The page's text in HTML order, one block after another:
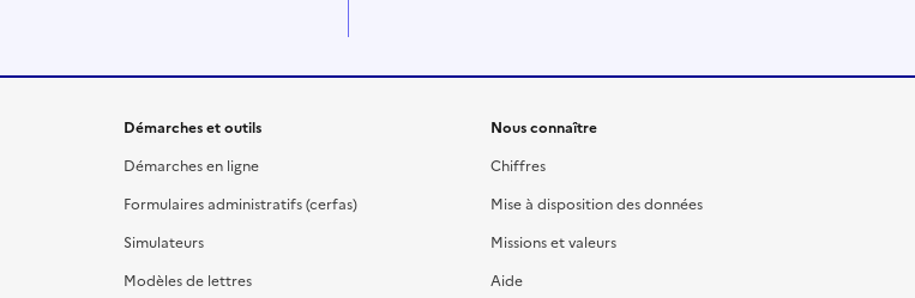
Démarches et outils
Démarches en ligne
Formulaires administratifs (cerfas)
Simulateurs
Modèles de lettres
Nous connaître
Chiffres
Mise à disposition des données
Missions et valeurs
Aide